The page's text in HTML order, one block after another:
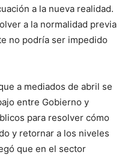
a la nueva realidad.
a la normalidad previa
no podría ser impedido
a mediados de abril se
entre Gobierno y
para resolver cómo
y retornar a los niveles
que en el sector